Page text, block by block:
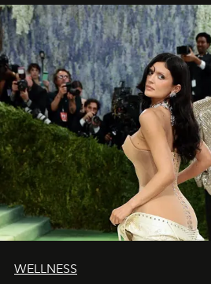
WELLNESS